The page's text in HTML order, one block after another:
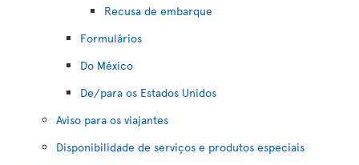
Recusa de embarque
Formulários
Do México
De/para os Estados Unidos
Aviso para os viajantes
Disponibilidade de serviços e produtos especiais